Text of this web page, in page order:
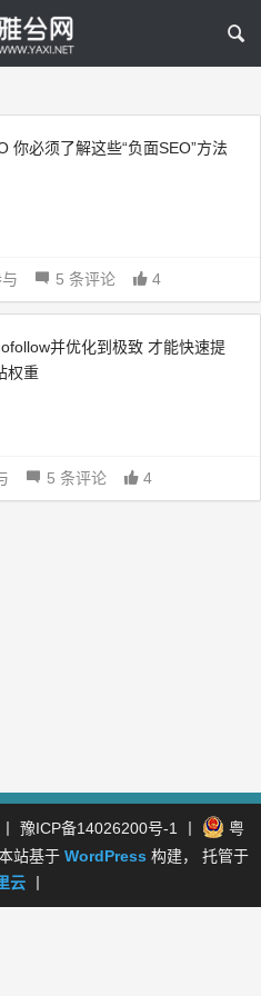
你必须了解这些“负面SEO”方法
5 条评论 4
并优化到极致 才能快速提
权重
5 条评论 4
豫ICP备14026200号-1
粤
本站基于 WordPress 构建， 托管于
云